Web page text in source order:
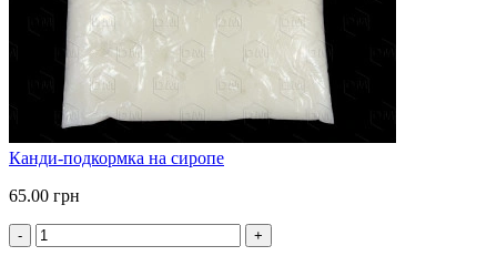
Канди-подкормка на сиропе
65.00 грн
- +